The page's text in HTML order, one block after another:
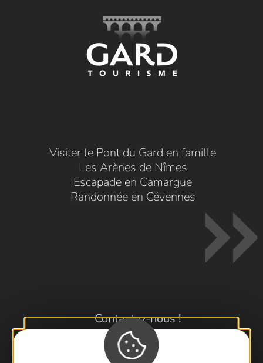
Visiter le Pont du Gard en famille
Les Arènes de Nîmes
Escapade en Camargue
Randonnée en Cévennes
Contactez-nous !
Foire aux questions
Brochures